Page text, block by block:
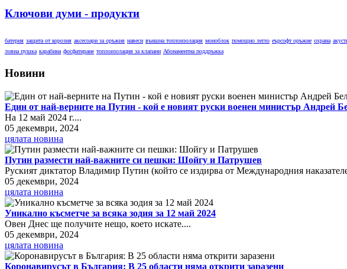
Ключови думи - продукти
батерия защита от корозия аксесоари за оръжия навеси външна топлоизолация моноблок помощно легло еърсофт оръжие охрана
ловна пушка карабина фосфатиране топлоизолация за клапани Абонаментна поддръжка
Новини
Един от най-верните на Путин - кой е новият руски военен министър Андрей
На 12 май 2024 г....
05 декември, 2024
цялата новина
Путин размести най-важните си пешки: Шойгу и Патрушев
Руският диктатор Владимир Путин (който се издирва от Международния
05 декември, 2024
цялата новина
Уникално късметче за всяка зодия за 12 май 2024
Овен Днес ще получите нещо, което искате....
05 декември, 2024
цялата новина
Коронавирусът в България: В 25 области няма открити заразени